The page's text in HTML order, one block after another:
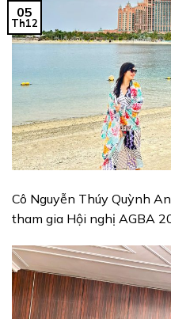
05
Th12
Cô Nguyễn Thúy Quỳnh
tham gia Hội nghị AGBA